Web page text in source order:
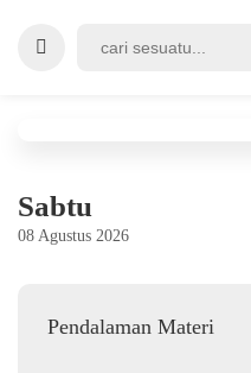
Sabtu
08 Agustus 2026
Pendalaman Materi